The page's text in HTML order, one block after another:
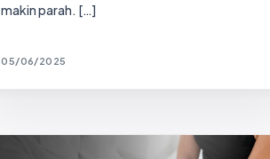
makin parah. […]
05/06/2025